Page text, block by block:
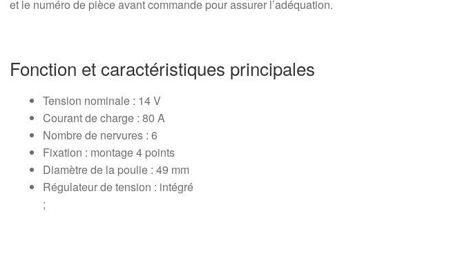
et le numéro de pièce avant commande pour assurer l’adéquation.
Fonction et caractéristiques principales
Tension nominale : 14 V
Courant de charge : 80 A
Nombre de nervures : 6
Fixation : montage 4 points
Diamètre de la poulie : 49 mm
Régulateur de tension : intégré
;